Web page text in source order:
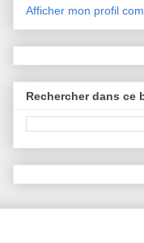
Afficher mon profil
Rechercher dans ce